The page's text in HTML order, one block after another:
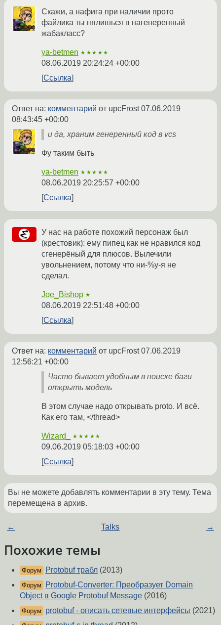
Скажи, а нафига при наличии прото
файлика ты пялишься в нагенеренный
жабакласс?
ya-betmen ★★★★★
08.06.2019 20:24:24 +00:00
Ссылка
Ответ на: комментарий от upcFrost07.06.2019
08:43:45 +00:00
и да, храним генеренный код в vcs
Фу таким быть
ya-betmen ★★★★★
08.06.2019 20:25:57 +00:00
Ссылка
У нас на работе похожий персонаж был
(крестовик): ему пипец как не нравился код
сгенерёный для плюсов. Вылечили
увольнением, потому что ни-%у-я не
сделал.
Joe_Bishop ★
08.06.2019 22:51:48 +00:00
Ссылка
Ответ на: комментарий от upcFrost07.06.2019
12:56:21 +00:00
Часто бывает удобным в поиске баги
открыть модель
В этом случае надо открывать proto. И всё.
Как его там, </thread>
Wizard_ ★★★★★
09.06.2019 05:18:03 +00:00
Ссылка
Вы не можете добавлять комментарии в эту тему. Тема
перемещена в архив.
← Talks →
Похожие темы
Форум Protobuf трабл (2013)
Форум
Protobuf-Converter: Преобразует Domain
Object в Google Protobuf Message (2016)
Форум protobuf - описать сетевые интерфейсы (2021)